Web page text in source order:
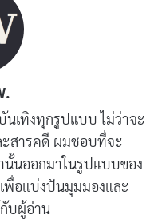
งของการใช้เทคโนโลยี
ผู้ซึ่งตัดสินใจที่จะลบ
ารใช้ซอฟต์แวร์ AI
คิด เมื่อ AI ไม่เพียงแค่
ตเธอในทุกด้าน เรื่อง
งการยอมให้เทคโนโลยี
งเรา โดยเฉพาะอย่าง
นเทิงทุกรูปแบบ ไม่ว่าจะ
ะสารคดี ผมชอบที่จะ
นั้นออกมาในรูปแบบของ
พื่อแบ่งปันมุมมองและ
บผู้อ่าน